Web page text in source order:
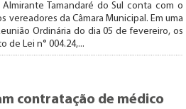
Tamandaré do Sul conta com o
da Câmara Municipal. Em uma
Ordinária do dia 05 de fevereiro, os
de Lei n° 004.24,...
contratação de médico